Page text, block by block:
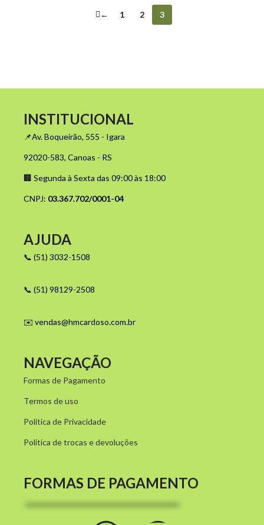
← 1 2 3
INSTITUCIONAL
📌Av. Boqueirão, 555 - Igara
92020-583, Canoas - RS
🏢 Segunda à Sexta das 09:00 às 18:00
CNPJ: 03.367.702/0001-04
AJUDA
📞 (51) 3032-1508
📞 (51) 98129-2508
✉️ vendas@hmcardoso.com.br
NAVEGAÇÃO
Formas de Pagamento
Termos de uso
Política de Privacidade
Política de trocas e devoluções
FORMAS DE PAGAMENTO